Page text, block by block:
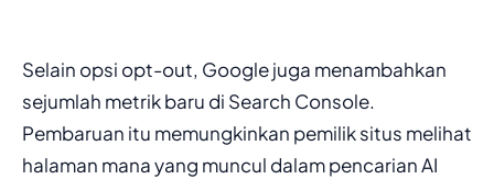
Selain opsi opt-out, Google juga menambahkan
sejumlah metrik baru di Search Console.
Pembaruan itu memungkinkan pemilik situs melihat
halaman mana yang muncul dalam pencarian AI